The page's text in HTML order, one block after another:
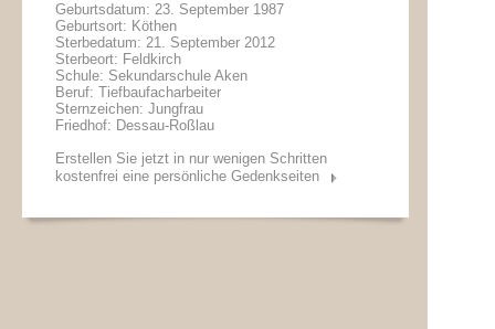
Geburtsdatum: 23. September 1987
Geburtsort: Köthen
Sterbedatum: 21. September 2012
Sterbeort: Feldkirch
Schule: Sekundarschule Aken
Beruf: Tiefbaufacharbeiter
Sternzeichen: Jungfrau
Friedhof: Dessau-Roßlau
Erstellen Sie jetzt in nur wenigen Schritten
kostenfrei eine persönliche Gedenkseiten